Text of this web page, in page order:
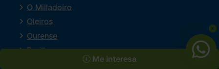
Me interesa
O Milladoiro
Oleiros
Ourense
Perillo